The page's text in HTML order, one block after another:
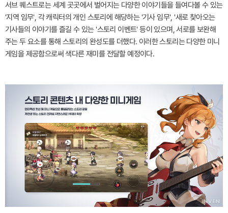
서브 퀘스트로는 세계 곳곳에서 벌어지는 다양한 이야기들을 들여다볼 수 있는
'지역 임무', 각 캐릭터의 개인 스토리에 해당하는 '기사 임무', '새로 찾아오는
기사들의 이야기를 즐길 수 있는 '스토리 이벤트' 등이 있으며, 서로를 보완해
주는 두 요소를 통해 스토리의 완성도를 더했다. 이러한 스토리는 다양한 미니
게임을 제공함으로써 색다른 재미를 전달할 예정이다.